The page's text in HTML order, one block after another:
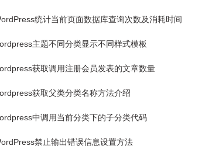
统计当前页面数据库查询次数及消耗时间
主题不同分类显示不同样式模板
获取调用注册会员发表的文章数量
获取父类分类名称方法介绍
中调用当前分类下的子分类代码
禁止输出错误信息设置方法